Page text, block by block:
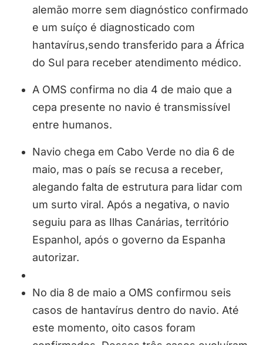
alemão morre sem diagnóstico confirmado
e um suíço é diagnosticado com
hantavírus,sendo transferido para a África
do Sul para receber atendimento médico.
A OMS confirma no dia 4 de maio que a
cepa presente no navio é transmissível
entre humanos.
Navio chega em Cabo Verde no dia 6 de
maio, mas o país se recusa a receber,
alegando falta de estrutura para lidar com
um surto viral. Após a negativa, o navio
seguiu para as Ilhas Canárias, território
Espanhol, após o governo da Espanha
autorizar.
No dia 8 de maio a OMS confirmou seis
casos de hantavírus dentro do navio. Até
este momento, oito casos foram